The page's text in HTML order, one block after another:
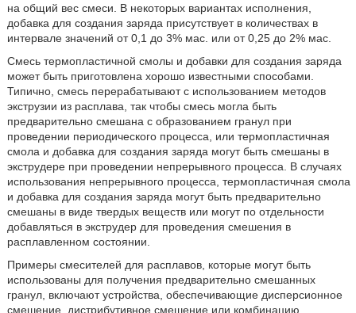
на общий вес смеси. В некоторых вариантах исполнения,
добавка для создания заряда присутствует в количествах в
интервале значений от 0,1 до 3% мас. или от 0,25 до 2% мас.
Смесь термопластичной смолы и добавки для создания заряда
может быть приготовлена хорошо известными способами.
Типично, смесь перерабатывают с использованием методов
экструзии из расплава, так чтобы смесь могла быть
предварительно смешана с образованием гранул при
проведении периодического процесса, или термопластичная
смола и добавка для создания заряда могут быть смешаны в
экструдере при проведении непрерывного процесса. В случаях
использования непрерывного процесса, термопластичная смола
и добавка для создания заряда могут быть предварительно
смешаны в виде твердых веществ или могут по отдельности
добавляться в экструдер для проведения смешения в
расплавленном состоянии.
Примеры смесителей для расплавов, которые могут быть
использованы для получения предварительно смешанных
гранул, включают устройства, обеспечивающие дисперсионное
смешение, дистрибутивное смешение или комбинацию